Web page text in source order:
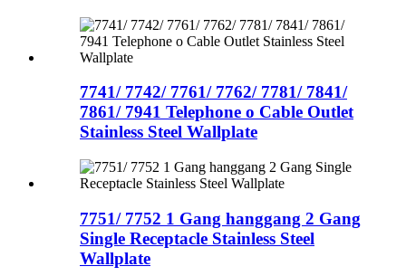
7741/ 7742/ 7761/ 7762/ 7781/ 7841/
7861/ 7941 Telephone o Cable Outlet
Stainless Steel Wallplate
7751/ 7752 1 Gang hanggang 2 Gang
Single Receptacle Stainless Steel
Wallplate